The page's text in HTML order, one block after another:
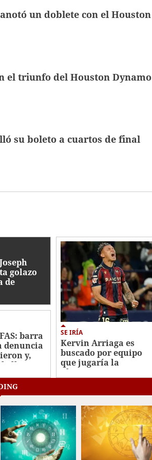
un doblete con el Houston
el triunfo del Houston Dynamo
su boleto a cuartos de final
golazo
de
barra
denuncia
y,
SE IRÍA
Kervin Arriaga es
buscado por equipo
que jugaría la
Champions League